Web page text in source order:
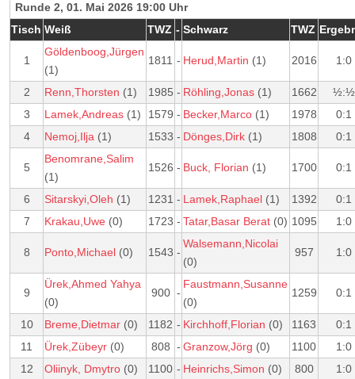
Runde 2, 01. Mai 2026 19:00 Uhr
Tisch Weiß TWZ - Schwarz TWZ
1
Göldenboog,Jürgen
(1)
1811 - Herud,Martin (1) 2016 1:0
2 Renn,Thorsten (1) 1985 - Röhling,Jonas (1) 1662
½:½
3
Lamek,Andreas (1) 1579 - Becker,Marco (1) 1978
0:1
4
Nemoj,Ilja (1) 1533 - Dönges,Dirk (1) 1808 0:1
5
Benomrane,Salim
(1)
1526 - Buck, Florian (1) 1700 0:1
6 Sitarskyi,Oleh (1) 1231 - Lamek,Raphael (1) 1392
0:1
7
Krakau,Uwe (0) 1723 - Tatar,Basar Berat (0) 1095 1:0
8 Ponto,Michael (0) 1543 -
Walsemann,Nicolai
(0)
957 1:0
9
Ürek,Ahmed Yahya
(0)
900 -
Faustmann,Susanne
(0)
1259 0:1
10 Breme,Dietmar (0) 1182 - Kirchhoff,Florian (0) 1163
0:1
11
Ürek,Zübeyr (0) 808 - Granzow,Jörg (0) 1100
1:0
12
Oliinyk, Dmytro (0) 1100 - Heinrichs,Simon (0) 800 1:0